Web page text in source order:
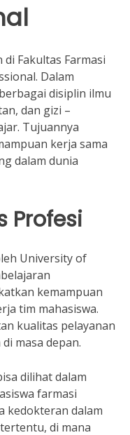
Fakultas Farmasi
Dalam
disiplin ilmu
dan gizi –
Tujuannya
kerja sama
dalam dunia
Profesi
University of
kemampuan
tim mahasiswa.
kualitas pelayanan
masa depan.
dilihat dalam
farmasi
kedokteran dalam
di mana